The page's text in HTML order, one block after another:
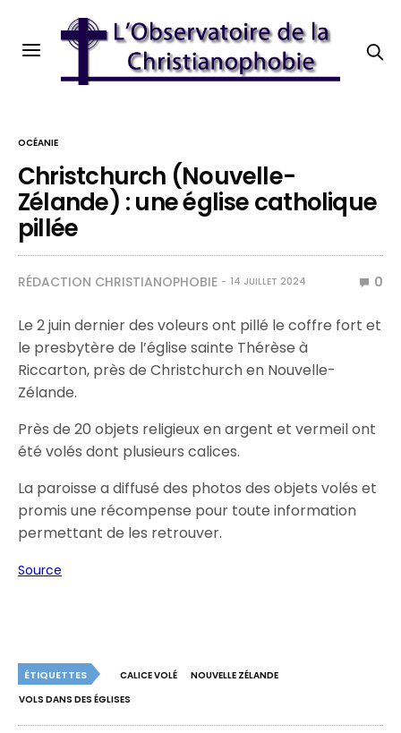
OCÉANIE
Christchurch (Nouvelle-
Zélande) : une église catholique
pillée
RÉDACTION CHRISTIANOPHOBIE 14 JUILLET 2024 0
Le 2 juin dernier des voleurs ont pillé le coffre fort et
le presbytère de l’église sainte Thérèse à
Riccarton, près de Christchurch en Nouvelle-
Zélande.
Près de 20 objets religieux en argent et vermeil ont
été volés dont plusieurs calices.
La paroisse a diffusé des photos des objets volés et
promis une récompense pour toute information
permettant de les retrouver.
Source
ÉTIQUETTES CALICE VOLÉ
NOUVELLE ZÉLANDE
VOLS DANS DES ÉGLISES